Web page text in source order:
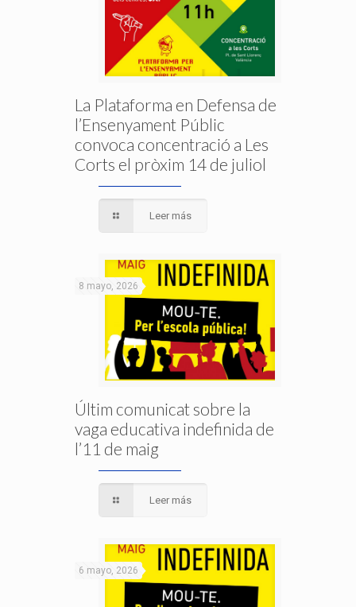
La Plataforma en Defensa de
l’Ensenyament Públic
convoca concentració a Les
Corts el pròxim 14 de juliol
Leer más
8 mayo, 2026
Últim comunicat sobre la
vaga educativa indefinida de
l’11 de maig
Leer más
6 mayo, 2026